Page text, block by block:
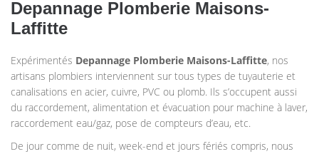
Depannage Plomberie Maisons-
Laffitte
Expérimentés Depannage Plomberie Maisons-Laffitte, nos
artisans plombiers interviennent sur tous types de tuyauterie et
canalisations en acier, cuivre, PVC ou plomb. Ils s’occupent aussi
du raccordement, alimentation et évacuation pour machine à laver,
raccordement eau/gaz, pose de compteurs d’eau, etc.
De jour comme de nuit, week-end et jours fériés compris, nous